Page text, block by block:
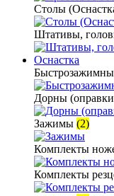
Столы
Штативы,
Оснастка
Дорны
Зажимы (2)
Комплекты
Комплекты